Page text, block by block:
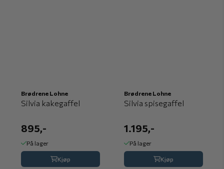
Brødrene Lohne
Silvia kakegaffel
895,-
På lager
Kjøp
Brødrene Lohne
Silvia spisegaffel
1.195,-
På lager
Kjøp